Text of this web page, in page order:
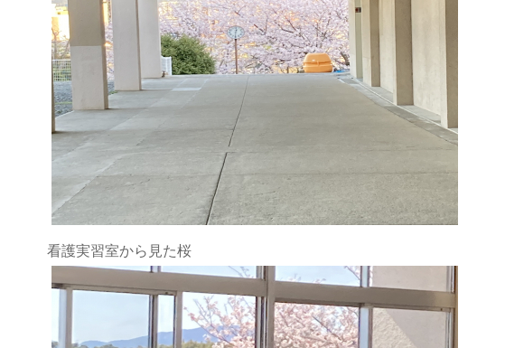
看護実習室から見た桜